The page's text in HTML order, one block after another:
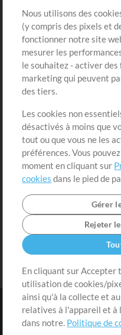
Sons
Boutique
Acheter des crédits
Contenu gratuit
Demander les pistes
Extras
Sessions
Soumettre votre contenu
Listes de lecture
Conférence MT
Conditions
Nous utilisons des
(y compris des pixels et
fonctionner notre site
mesurer les
le souhaitez - activer
marketing qui peuvent
des tiers.
Les cookies non
désactivés à moins que
tout ou que vous ne les
préférences. Vous
moment en cliquant sur
cookies dans le pied de
Gérer
Rejeter
En cliquant sur Accepter
utilisation de cookies/
ainsi qu'à la collecte et
relatives à l'appareil et à
dans notre. Politique de